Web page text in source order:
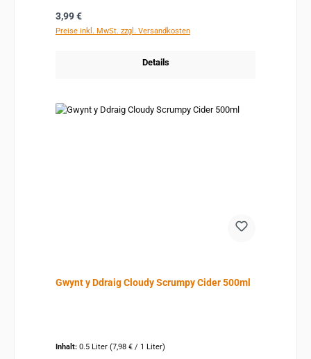
Regulärer Preis:
3,99 €
Preise inkl. MwSt. zzgl. Versandkosten
Details
Gwynt y Ddraig Cloudy Scrumpy Cider 500ml
Inhalt: 0.5 Liter (7,98 € / 1 Liter)